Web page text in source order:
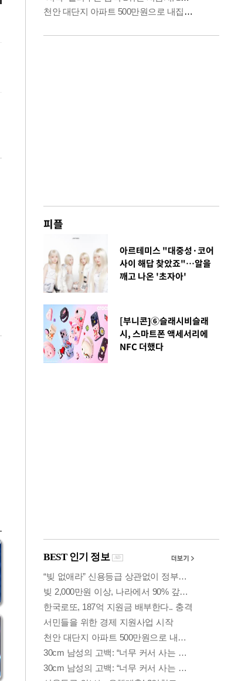
피플
아르테미스 "대중성·코어
사이 해답 찾았죠"…알을
깨고 나온 '초자아'
[부니콘]⑥슬래시비슬래
시, 스마트폰 액세서리에
NFC 더했다